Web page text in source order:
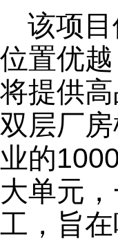
该项
位置优
将提供
双层厂
业的
大单元
工，旨